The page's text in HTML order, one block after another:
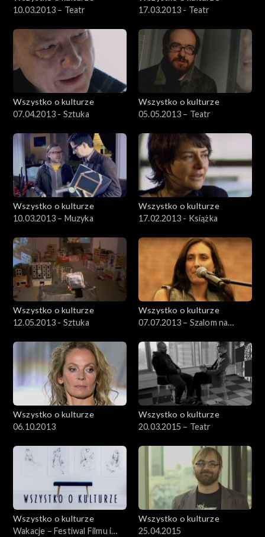
10.03.2013 – Teatr
17.03.2013 - Teatr
Wszystko o kulturze
07.04.2013 - Sztuka
Wszystko o kulturze
05.05.2013 – Teatr
Wszystko o kulturze
10.03.2013 – Muzyka
Wszystko o kulturze
17.02.2013 - Książka
Wszystko o kulturze
12.05.2013 - Sztuka
Wszystko o kulturze
07.07.2013 – Szalom na
Wszystko o kulturze
06.10.2013
Wszystko o kulturze
20.03.2015 – Teatr
Wszystko o kulturze
Wakacje – Festiwal Filmu i
Wszystko o kulturze
25.04.2015